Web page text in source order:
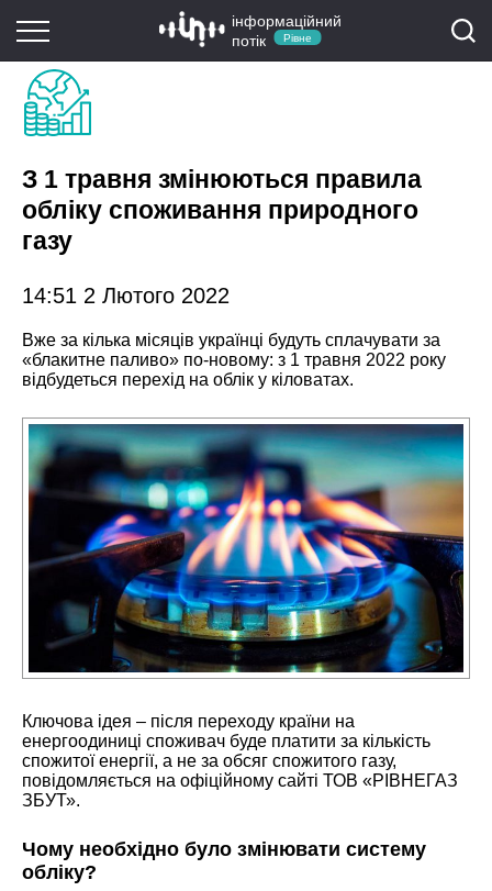
інформаційний
потік
Рівне
З 1 травня змінюються правила
обліку споживання природного
газу
14:51 2 Лютого 2022
Вже за кілька місяців українці будуть сплачувати за
«блакитне паливо» по-новому: з 1 травня 2022 року
відбудеться перехід на облік у кіловатах.
Ключова ідея – після переходу країни на
енергоодиниці споживач буде платити за кількість
спожитої енергії, а не за обсяг спожитого газу,
повідомляється на офіційному сайті ТОВ «РІВНЕГАЗ
ЗБУТ».
Чому необхідно було змінювати систему
обліку?